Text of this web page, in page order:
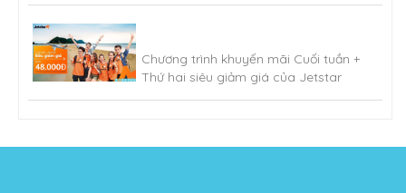
Chương trình khuyến mãi Cuối tuần +
Thứ hai siêu giảm giá của Jetstar